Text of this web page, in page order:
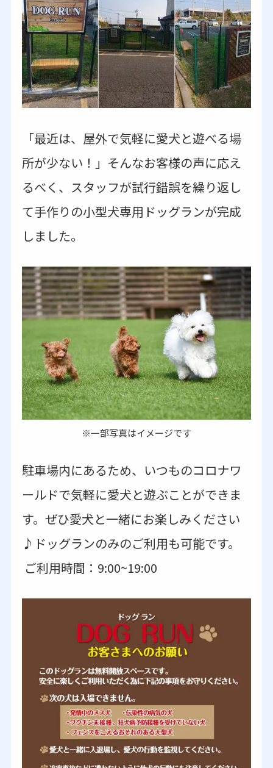
「最近は、屋外で気軽に愛犬と遊べる場
所が少ない！」そんなお客様の声に応え
るべく、スタッフが試行錯誤を繰り返し
て手作りの小型犬専用ドッグランが完成
しました。
※一部写真はイメージです
駐車場内にあるため、いつものコロナワ
ールドで気軽に愛犬と遊ぶことができま
す。ぜひ愛犬と一緒にお楽しみください
♪ドッグランのみのご利用も可能です。
ご利用時間：9:00~19:00